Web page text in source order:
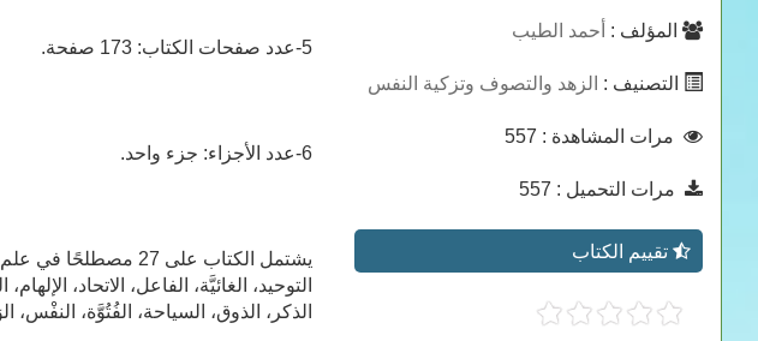
المؤلف : أحمد الطيب
التصنيف : الزهد والتصوف وتزكية النفس
مرات المشاهدة : 557
مرات التحميل : 557
تقييم الكتاب
5-عدد صفحات الكتاب: 173 صفحة.
6-عدد الأجزاء: جزء واحد.
يشتمل الكتاب على
التوحيد، الغائيَّة، الفاعل، الاتحاد،
الذكر، الذوق، السياحة، الفُتُوَّة، النفْس،